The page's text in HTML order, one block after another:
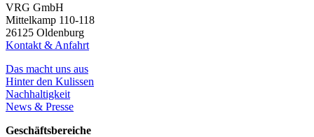
VRG GmbH
Mittelkamp 110-118
26125 Oldenburg
Kontakt & Anfahrt
Das macht uns aus
Hinter den Kulissen
Nachhaltigkeit
News & Presse
Geschäftsbereiche